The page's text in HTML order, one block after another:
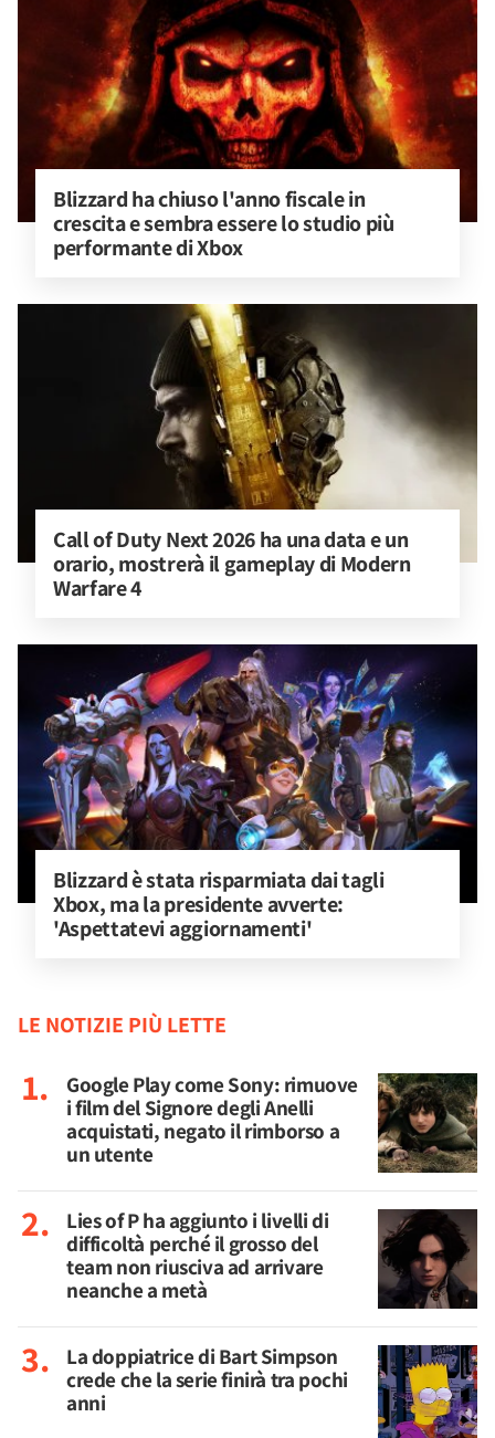
Blizzard ha chiuso l'anno fiscale in
crescita e sembra essere lo studio più
performante di Xbox
Call of Duty Next 2026 ha una data e un
orario, mostrerà il gameplay di Modern
Warfare 4
Blizzard è stata risparmiata dai tagli
Xbox, ma la presidente avverte:
'Aspettatevi aggiornamenti'
LE NOTIZIE PIÙ LETTE
Google Play come Sony: rimuove
i film del Signore degli Anelli
acquistati, negato il rimborso a
un utente
Lies of P ha aggiunto i livelli di
difficoltà perché il grosso del
team non riusciva ad arrivare
neanche a metà
La doppiatrice di Bart Simpson
crede che la serie finirà tra pochi
anni